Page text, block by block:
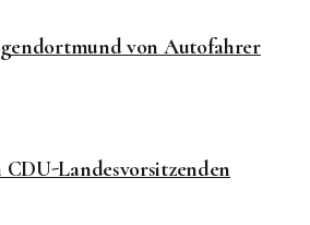
von Autofahrer
Landesvorsitzenden